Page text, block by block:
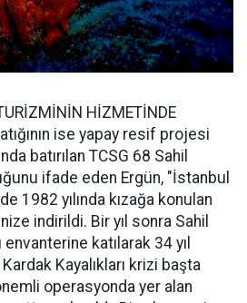
HİZMETİNDE
ise yapay resif projesi
batırılan TCSG 68 Sahil
ifade eden Ergün, "İstanbul
1982 yılında kızağa konulan
indirildi. Bir yıl sonra Sahil
katılarak 34 yıl
Kayalıkları krizi başta
operasyonda yer alan